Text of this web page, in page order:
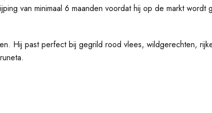
van minimaal 6 maanden voordat hij op de markt wordt
Hij past perfect bij gegrild rood vlees, wildgerechten,